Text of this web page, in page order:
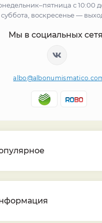
с 10:00
суббота, воскресенье —
Мы в социальных